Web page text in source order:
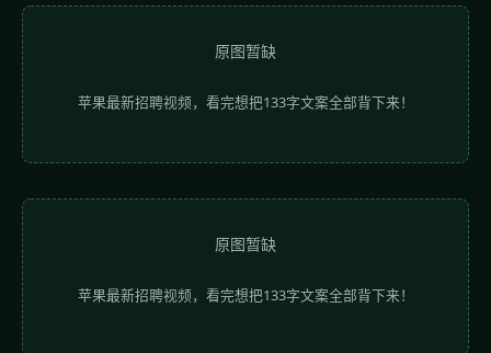
原图暂缺
苹果最新招聘视频，看完想把133字文案全部背下来！
原图暂缺
苹果最新招聘视频，看完想把133字文案全部背下来！